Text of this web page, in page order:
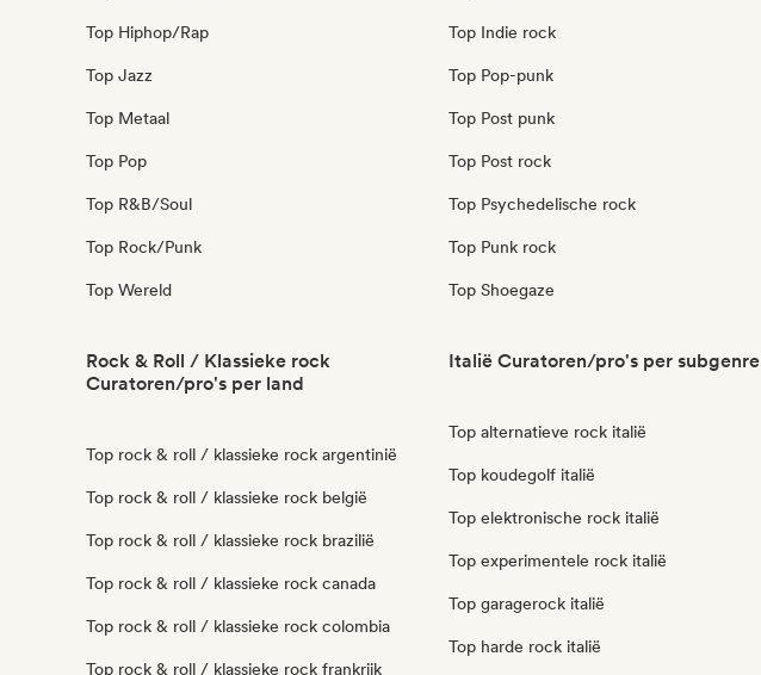
Top Hiphop/Rap
Top Jazz
Top Metaal
Top Pop
Top R&B/Soul
Top Rock/Punk
Top Wereld
Top Indie rock
Top Pop-punk
Top Post punk
Top Post rock
Top Psychedelische rock
Top Punk rock
Top Shoegaze
Rock & Roll / Klassieke rock
Curatoren/pro's per land
Top rock & roll / klassieke rock argentinië
Top rock & roll / klassieke rock belgië
Top rock & roll / klassieke rock brazilië
Top rock & roll / klassieke rock canada
Top rock & roll / klassieke rock colombia
Top rock & roll / klassieke rock frankrijk
Italië Curatoren/pro's per subgenre
Top alternatieve rock italië
Top koudegolf italië
Top elektronische rock italië
Top experimentele rock italië
Top garagerock italië
Top harde rock italië